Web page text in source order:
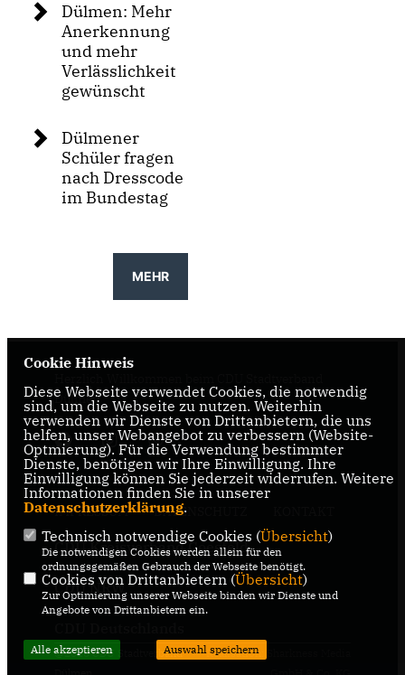
Dülmen: Mehr
Anerkennung
und mehr
Verlässlichkeit
gewünscht
Dülmener
Schüler fragen
nach Dresscode
im Bundestag
MEHR
Dülmen
IMPRESSUM DATENSCHUTZ
CDU Kreisverband Coesfeld
CDU NRW
@2026 CDU Stadtverband
Realisation: Sharkness Media
Cookie Hinweis
Diese Webseite verwendet Cookies, die notwendig
sind, um die Webseite zu nutzen. Weiterhin
verwenden wir Dienste von Drittanbietern, die uns
helfen, unser Webangebot zu verbessern (Website-
Optmierung). Für die Verwendung bestimmter
Dienste, benötigen wir Ihre Einwilligung. Ihre
Einwilligung können Sie jederzeit widerrufen. Weitere
Informationen finden Sie in unserer
Datenschutzerklärung.
Technisch notwendige Cookies (Übersicht)
Die notwendigen Cookies werden allein für den
ordnungsgemäßen Gebrauch der Webseite benötigt.
Cookies von Drittanbietern (Übersicht)
Zur Optimierung unserer Webseite binden wir Dienste und
Angebote von Drittanbietern ein.
Alle akzeptieren Auswahl speichern